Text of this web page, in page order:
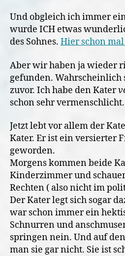
Und obgleich ich immer
wurde ICH etwas
des Sohnes. Hier schon
Aber wir haben ja wieder
gefunden. Wahrscheinlich
zuvor. Ich habe den Kater
schon sehr vermenschlicht.
Jetzt lebt vor allem der
Kater. Er ist ein versierter
geworden.
Morgens kommen beide
Kinderzimmer und
Rechten ( also nicht im
Der Kater legt sich sogar
war schon immer ein
Schnurren und
springen nein. Und auf
man sie gar nicht. Sie ist